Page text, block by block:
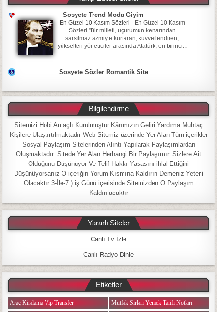
Sosyete Trend Moda Giyim
En Güzel 10 Kasım Sözleri - En Güzel 10 Kasım
Sözleri ”Bir milleti, uçurumun kenarından
sarsılmaz azmiyle kurtaran, kuvvetlendiren,
yükselten yöneticiler arasında Atatürk, en birinci...
Sosyete Sözler Romantik Site
-
Bilgilendirme
Sitemizi Hobi Amaçlı Kurulmuştur Kârımızın Geliri Yardıma Muhtaç
Kişilere Ulaştırtılmaktadır Web Sitemiz üzerinde Yer Alan Tüm içerikler
Sosyal Paylaşım Sitelerinden Alıntı Yapılarak Paylaşımlardan
Oluşmaktadır. Sitede Yer Alan Herhangi Bir Paylaşımın Sizlere Ait
Olduğunu Düşünüyor Ve Telif Hakkı Yasasını ihlal Ettiğini
Düşünüyorsanız O içeriğin Yorum Kısmına Kaldırın Demeniz Yeterli
Olacaktır 3-İle-7 ) iş Günü içerisinde Sitemizden O Paylaşım
Kaldırılacaktır
Yararlı Siteler
Canlı Tv İzle
Canlı Radyo Dinle
Etiketler
Araç Kiralama Vip Transfer Mutfak Sırları Yemek Tarifi Notları